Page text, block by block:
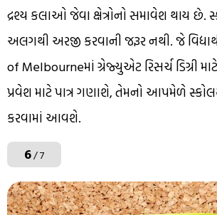
દ્રશ્ય કલાઓ જેવા ક્ષેત્રોનો સમાવેશ થાય છે.
અલગથી અરજી કરવાની જરૂર નથી. જે
of Melbourneમાં ગ્રેજ્યુએટ રિસર્ચ ડિગ્રી
પ્રવેશ માટે પાત્ર ગણાશે, તેમનો આપમેળે
કરવામાં આવશે.
6/ 7